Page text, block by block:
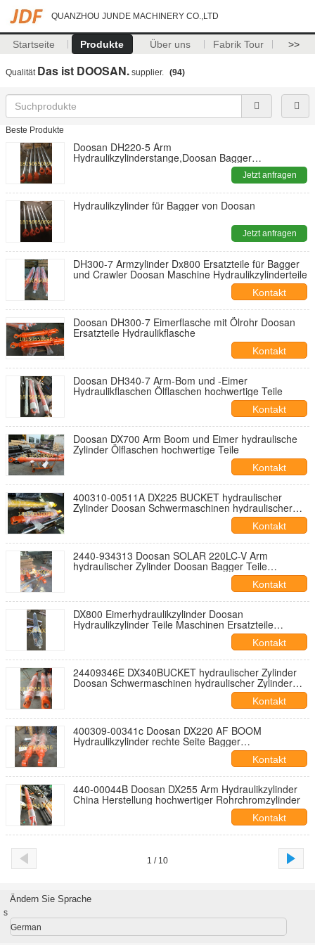
QUANZHOU JUNDE MACHINERY CO.,LTD
Startseite Produkte Über uns Fabrik Tour >>
Qualität Das ist DOOSAN. supplier. (94)
Beste Produkte
Doosan DH220-5 Arm
Hydraulikzylinderstange,Doosan Bagger
Jetzt anfragen
Hydraulikzylinder für Bagger von Doosan
Jetzt anfragen
DH300-7 Armzylinder Dx800 Ersatzteile für Bagger
und Crawler Doosan Maschine Hydraulikzylinderteile
Kontakt
Doosan DH300-7 Eimerflasche mit Ölrohr Doosan
Ersatzteile Hydraulikflasche
Kontakt
Doosan DH340-7 Arm-Bom und -Eimer
Hydraulikflaschen Ölflaschen hochwertige Teile
Kontakt
Doosan DX700 Arm Boom und Eimer hydraulische
Zylinder Ölflaschen hochwertige Teile
Kontakt
400310-00511A DX225 BUCKET hydraulischer
Zylinder Doosan Schwermaschinen hydraulischer
Kontakt
2440-934313 Doosan SOLAR 220LC-V Arm
hydraulischer Zylinder Doosan Bagger Teile
Kontakt
DX800 Eimerhydraulikzylinder Doosan
Hydraulikzylinder Teile Maschinen Ersatzteile
Kontakt
24409346E DX340BUCKET hydraulischer Zylinder
Doosan Schwermaschinen hydraulischer Zylinder
Kontakt
400309-00341c Doosan DX220 AF BOOM
Hydraulikzylinder rechte Seite Bagger
Kontakt
440-00044B Doosan DX255 Arm Hydraulikzylinder
China Herstellung hochwertiger Rohrchromzylinder
Kontakt
1 / 10
Ändern Sie Sprache
s
German